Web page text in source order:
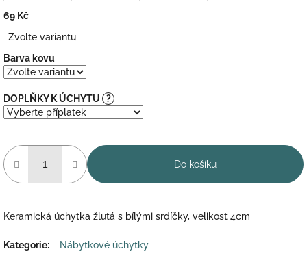
69 Kč
cena:
Zvolte variantu
Barva kovu
DOPLŇKY K ÚCHYTU ?
Do košíku
Keramická úchytka žlutá s bílými srdíčky, velikost 4cm
Kategorie:
Nábytkové úchytky